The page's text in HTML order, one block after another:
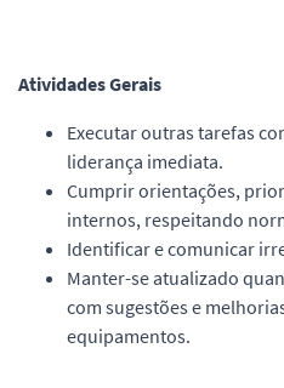
Atividades Gerais
Executar outras tarefas
liderança imediata.
Cumprir orientações,
internos, respeitando
Identificar e comunicar
Manter-se atualizado
com sugestões e
equipamentos.